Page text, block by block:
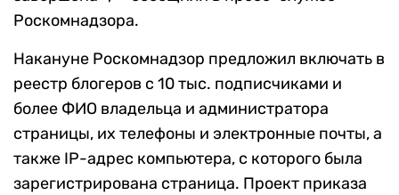
Роскомнадзора.
Накануне Роскомнадзор предложил включать в
реестр блогеров с 10 тыс. подписчиками и
более ФИО владельца и администратора
страницы, их телефоны и электронные почты, а
также IP-адрес компьютера, с которого была
зарегистрирована страница. Проект приказа